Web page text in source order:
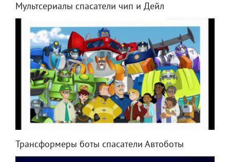
Мультсериалы спасатели чип и Дейл
Трансформеры боты спасатели Автоботы